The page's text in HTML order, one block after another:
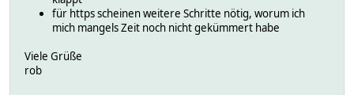
für https scheinen weitere Schritte nötig, worum ich
mich mangels Zeit noch nicht gekümmert habe
Viele Grüße
rob